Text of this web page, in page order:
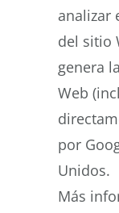
analizar
del sitio
genera
Web
por
Unidos.
Más